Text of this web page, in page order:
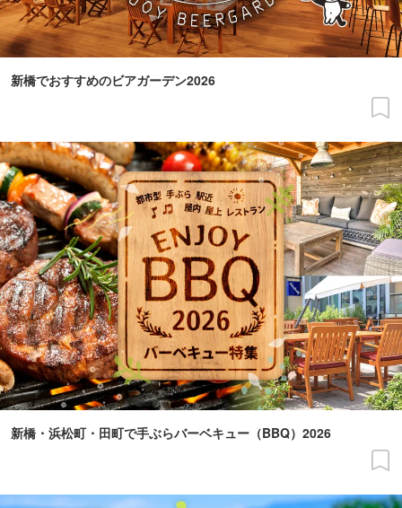
新橋でおすすめのビアガーデン2026
新橋・浜松町・田町で手ぶらバーベキュー（BBQ）2026